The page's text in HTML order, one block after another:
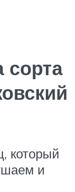
сорта
который
и